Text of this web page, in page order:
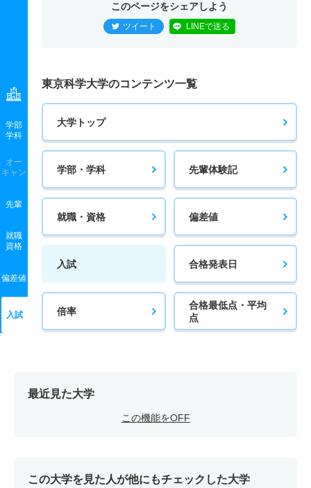
学部
学科
オー
キャン
先輩
就職
資格
偏差値
入試
このページをシェアしよう
ツイート LINEで送る
東京科学大学のコンテンツ一覧
大学トップ
学部・学科 先輩体験記
就職・資格 偏差値
入試 合格発表日
倍率
合格最低点・平均
点
最近見た大学
この機能をOFF
この大学を見た人が他にもチェックした大学